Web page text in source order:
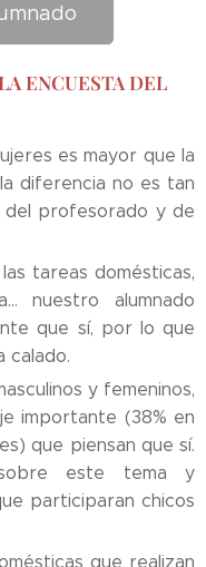
ENCUESTA DEL
es mayor que la
diferencia no es tan
del profesorado y de
tareas domésticas,
nuestro alumnado
que sí, por lo que
calado.
y femeninos,
importante (38% en
que piensan que sí.
este tema y
participaran chicos
que realizan